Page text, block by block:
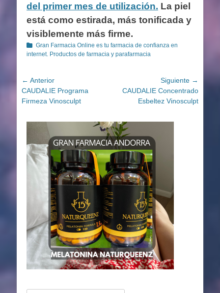
del primer mes de utilización. La piel
está como estirada, más tonificada y
visiblemente más firme.
Categorías
Gran Farmacia Online es tu farmacia de confianza en
internet. Productos de farmacia y parafarmacia
Navegación
de
entradas
← Anterior
Entrada
anterior:
CAUDALIE Programa
Firmeza Vinosculpt
Siguiente →
Entrada
siguiente:
CAUDALIE Concentrado
Esbeltez Vinosculpt